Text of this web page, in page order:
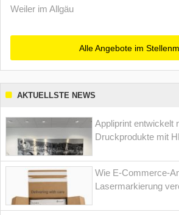
Weiler im Allgäu
Alle Angebote im
AKTUELLSTE NEWS
Appliprint entwickelt
Druckprodukte mit
Wie E-Commerce-
Lasermarkierung